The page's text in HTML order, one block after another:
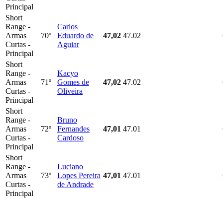
Principal
Short
Range -
Armas
Curtas -
Principal
70º
Carlos
Eduardo de
Aguiar
47,02 47.02
Short
Range -
Armas
Curtas -
Principal
71º
Kacyo
Gomes de
Oliveira
47,02 47.02
Short
Range -
Armas
Curtas -
Principal
72º
Bruno
Fernandes
Cardoso
47,01 47.01
Short
Range -
Armas
Curtas -
Principal
73º
Luciano
Lopes Pereira
de Andrade
47,01 47.01